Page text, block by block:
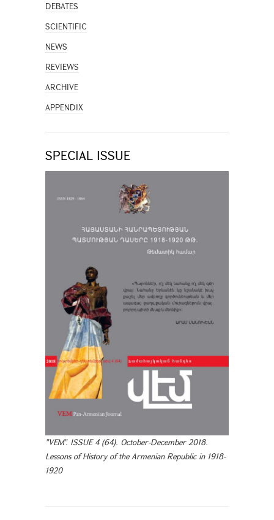
DEBATES
SCIENTIFIC
NEWS
REVIEWS
ARCHIVE
APPENDIX
SPECIAL ISSUE
"VEM". ISSUE 4 (64). October-December 2018.
Lessons of History of the Armenian Republic in 1918-
1920